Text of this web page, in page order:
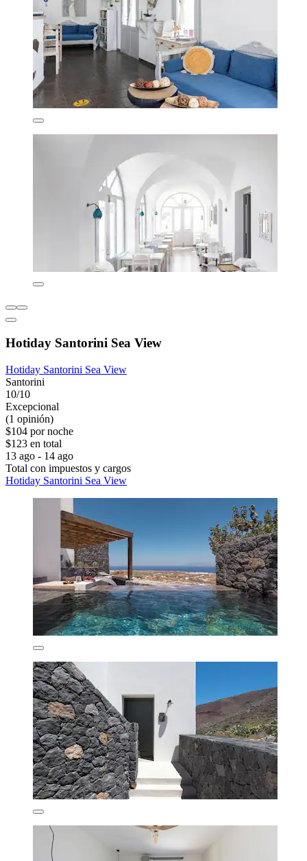
Hotiday Santorini Sea View
Hotiday Santorini Sea View
Santorini
10/10
Excepcional
(1 opinión)
$104 por noche
$123 en total
13 ago - 14 ago
Total con impuestos y cargos
Hotiday Santorini Sea View